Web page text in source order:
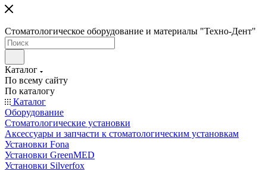
Стоматологическое оборудование и материалы "Техно-Дент"
Каталог
По всему сайту
По каталогу
Каталог
Оборудование
Стоматологические установки
Аксессуары и запчасти к стоматологическим установкам
Установки Fona
Установки GreenMED
Установки Silverfox